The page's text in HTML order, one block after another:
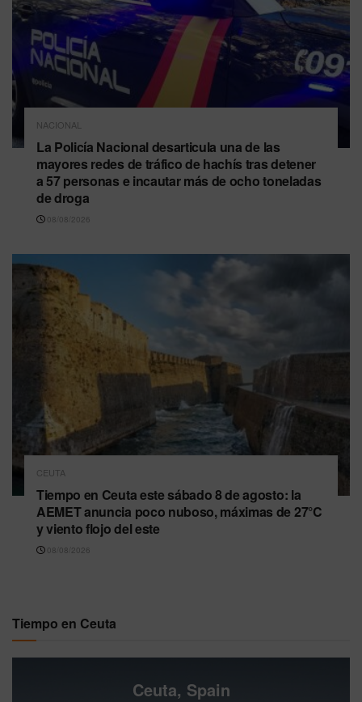
NACIONAL
La Policía Nacional desarticula una de las
mayores redes de tráfico de hachís tras detener
a 57 personas e incautar más de ocho toneladas
de droga
08/08/2026
CEUTA
Tiempo en Ceuta este sábado 8 de agosto: la
AEMET anuncia poco nuboso, máximas de 27°C
y viento flojo del este
08/08/2026
Tiempo en Ceuta
Ceuta, Spain